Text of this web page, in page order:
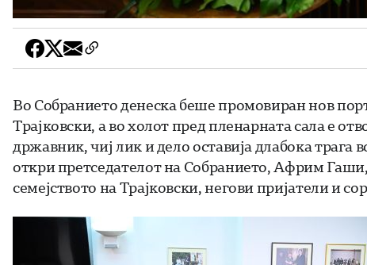
Во Собранието денеска беше промовиран нов
Трајковски, а во холот пред пленарната сала е
државник, чиј лик и дело оставија длабока трага
откри претседателот на Собранието, Африм
семејството на Трајковски, негови пријатели и